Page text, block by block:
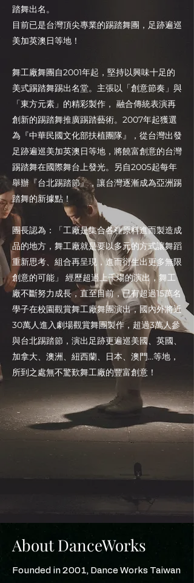
踏舞出名。
目前已是台灣頂尖專業的踢踏舞團，足跡遍巡
美加英澳日等地！
舞工廠舞團自2001年起，堅持以興味十足的
美式踢踏舞踢出名堂。主張以「創意節奏」與
「東方元素」的精彩製作， 融合傳統表演再
創新的踢踏舞推廣踢踏藝術。2007年起獲選
為『中華民國文化部扶植團隊』，從台灣出發
足跡遍巡美加英澳日等地，將饒富創意的台灣
踢踏舞在國際舞台上發光。另自2005起每年
舉辦『台北踢踏節』，讓台灣逐漸成為亞洲踢
踏舞的新據點！
團長認為：「工廠是集合各種原料進而製造成
品的地方，舞工廠就是要以多元的方式讓舞蹈
重新思考、組合再呈現，進而衍生出更多無限
創意的可能」 經歷超過上千場的演出，舞工
廠不斷努力成長，直至目前，已有超過15萬名
學子在校園觀賞舞工廠舞團演出，國內外將近
30萬人進入劇場觀賞舞團製作，超過3萬人參
與台北踢踏節，演出足跡更遍巡美國、英國、
加拿大、澳洲、紐西蘭、日本、澳門…等地，
所到之處無不驚歎舞工廠的豐富創意！
About DanceWorks
Founded in 2001, Dance Works Taiwan